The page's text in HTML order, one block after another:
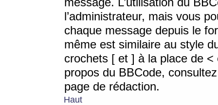
l’administrateur, mais vous
chaque message depuis le
même est similaire au style
crochets [ et ] à la place de <
propos du BBCode,
page de rédaction.
Haut